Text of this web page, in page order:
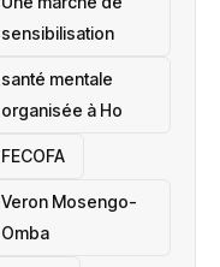
sensibilisation
santé mentale
organisée à Ho
‎FECOFA
Veron Mosengo-
Omba